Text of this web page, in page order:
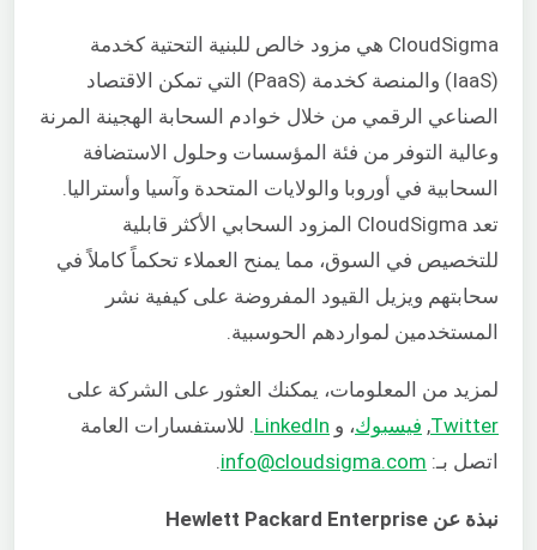
CloudSigma هي مزود خالص للبنية التحتية كخدمة
(IaaS) والمنصة كخدمة (PaaS) التي تمكن الاقتصاد
الصناعي الرقمي من خلال خوادم السحابة الهجينة المرنة
وعالية التوفر من فئة المؤسسات وحلول الاستضافة
السحابية في أوروبا والولايات المتحدة وآسيا وأستراليا.
تعد CloudSigma المزود السحابي الأكثر قابلية
للتخصيص في السوق، مما يمنح العملاء تحكماً كاملاً في
سحابتهم ويزيل القيود المفروضة على كيفية نشر
المستخدمين لمواردهم الحوسبية.
لمزيد من المعلومات، يمكنك العثور على الشركة على
Twitter
, فيسبوك، و LinkedIn. للاستفسارات العامة
اتصل بـ: info@cloudsigma.com
.
نبذة عن Hewlett Packard Enterprise